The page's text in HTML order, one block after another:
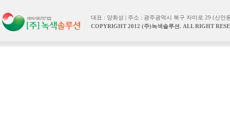
대표 : 양회성 | 주소 : 광주광역시 북구 자미로 29 (신안
COPYRIGHT 2012 (주)녹색솔루션. ALL RIGHT